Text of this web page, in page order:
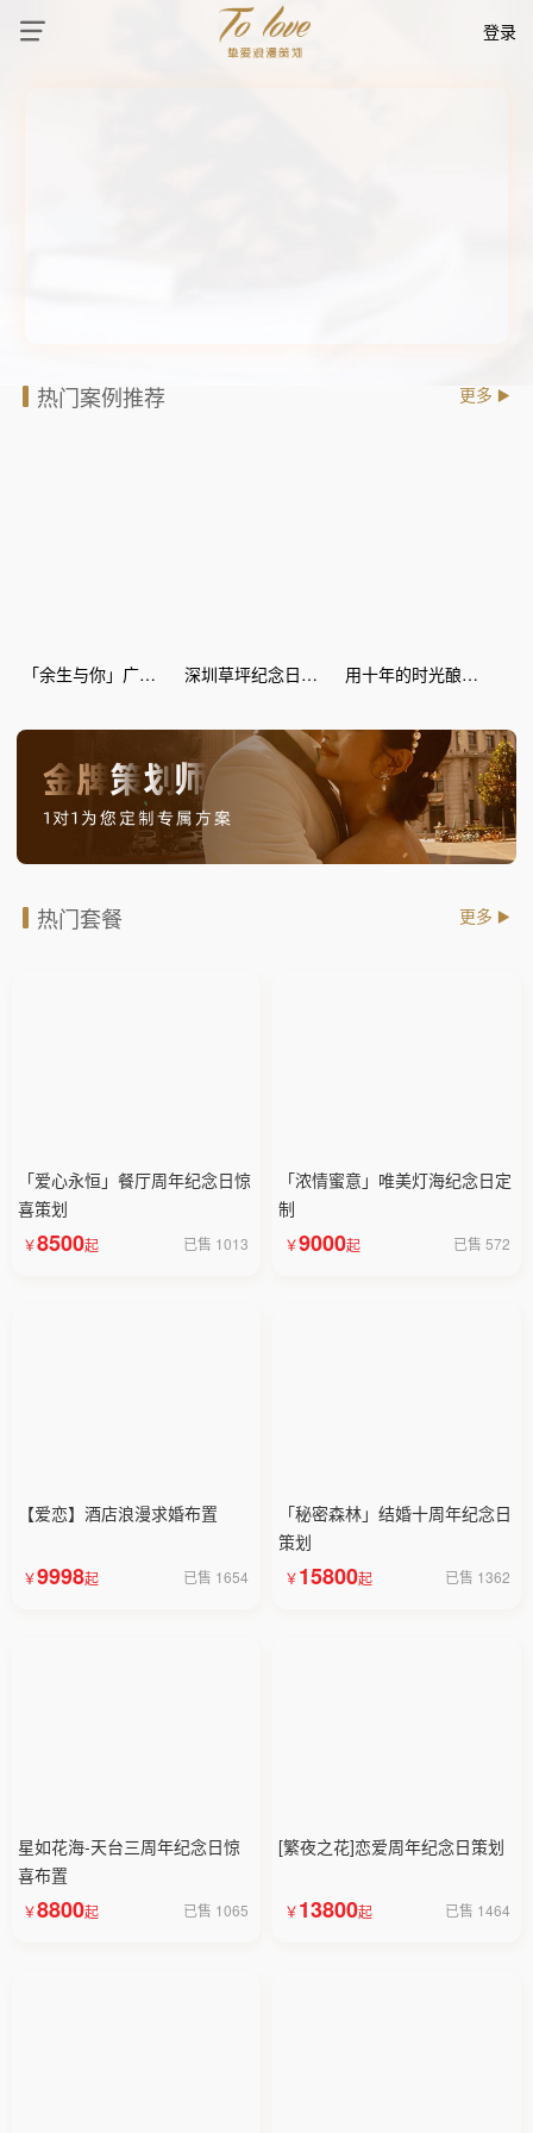
登录
热门案例推荐 更多
「余生与你」广场纪念日惊喜策划 深圳草坪纪念日惊喜策划 用十年的时光酿爱情的蜜糖--丽江灯海 纪念日惊喜
热门套餐 更多
「爱心永恒」餐厅周年纪念日惊
喜策划
8500 已售 1013
「浓情蜜意」唯美灯海纪念日定
制
9000 已售 572
【爱恋】酒店浪漫求婚布置
9998 已售 1654
「秘密森林」结婚十周年纪念日
策划
15800 已售 1362
星如花海-天台三周年纪念日惊
喜布置
8800 已售 1065
[繁夜之花]恋爱周年纪念日策划
13800 已售 1464